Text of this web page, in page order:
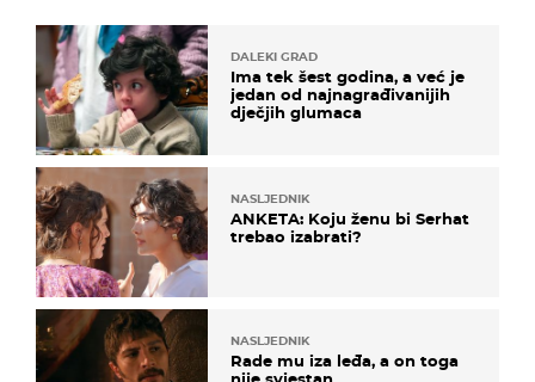
DALEKI GRAD
Ima tek šest godina, a već je
jedan od najnagrađivanijih
dječjih glumaca
NASLJEDNIK
ANKETA: Koju ženu bi Serhat
trebao izabrati?
NASLJEDNIK
Rade mu iza leđa, a on toga